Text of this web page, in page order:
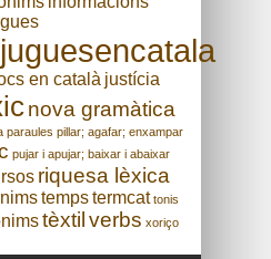
en català justícia
nova gramàtica
paraules pillar; agafar; enxampar
pujar i apujar; baixar i abaixar
riquesa lèxica
temps termcat tonis
tèxtil verbs xoriço